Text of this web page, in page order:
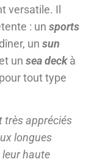
versatile. Il
: un sports
un sun
un sea deckà
tout type
très appréciés
longues
haute